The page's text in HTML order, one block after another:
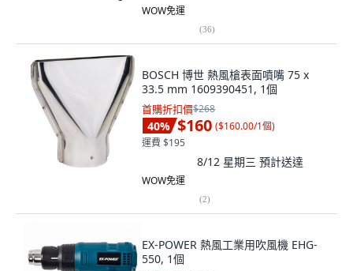
WOW免運
(36)
BOSCH 博世 熱風槍表面噴嘴 75 x
33.5 mm 1609390451, 1個
首購折扣價$268
40% $160 ($160.00/1個)
運費 $195
8/12 星期三 預計送達
WOW免運
(2)
EX-POWER 熱風工業用吹風機 EHG-
550, 1個